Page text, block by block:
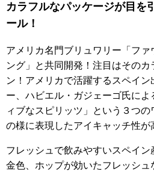
カラフルなパッケージが目を
ール！
アメリカ名門ブリュワリー「ファ
ング」と共同開発！注目はそのカ
ン！アメリカで活躍するスペイン
ー、ハビエル・ガジェーゴ氏に
ィブなスピリッツ」という３つ
の様に表現したアイキャッチ性が
フレッシュで飲みやすいスペイ
金色、ホップが効いたフレッシュ